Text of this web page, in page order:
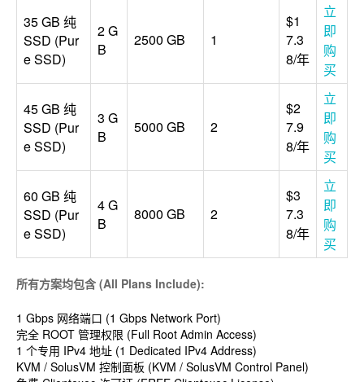
35 GB 纯
SSD (Pur
e SSD)
2 G
B
2500 GB 1
$1
7.3
8/年
立
即
购
买
45 GB 纯
SSD (Pur
e SSD)
3 G
B
5000 GB 2
$2
7.9
8/年
立
即
购
买
60 GB 纯
SSD (Pur
e SSD)
4 G
B
8000 GB 2
$3
7.3
8/年
立
即
购
买
所有方案均包含 (All Plans Include):
1 Gbps 网络端口 (1 Gbps Network Port)
完全 ROOT 管理权限 (Full Root Admin Access)
1 个专用 IPv4 地址 (1 Dedicated IPv4 Address)
KVM / SolusVM 控制面板 (KVM / SolusVM Control Panel)